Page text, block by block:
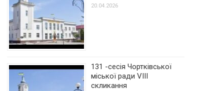
20.04.2026
131 -сесія Чортківської
міської ради VIII
скликання